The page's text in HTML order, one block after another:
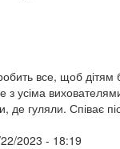
все, щоб
з усіма
гуляли. Співає
2023 - 18:19